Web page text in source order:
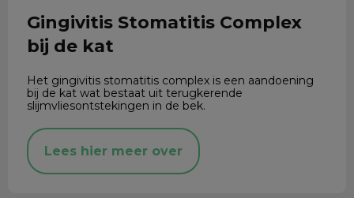
Gingivitis Stomatitis Complex
bij de kat
Het gingivitis stomatitis complex is een aandoening
bij de kat wat bestaat uit terugkerende
slijmvliesontstekingen in de bek.
Lees hier meer over